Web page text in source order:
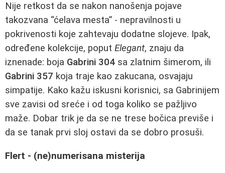
Nije retkost da se nakon nanošenja pojave
takozvana “ćelava mesta” - nepravilnosti u
pokrivenosti koje zahtevaju dodatne slojeve. Ipak,
određene kolekcije, poput Elegant, znaju da
iznenade: boja Gabrini 304 sa zlatnim šimerom, ili
Gabrini 357 koja traje kao zakucana, osvajaju
simpatije. Kako kažu iskusni korisnici, sa Gabrinijem
sve zavisi od sreće i od toga koliko se pažljivo
maže. Dobar trik je da se ne trese bočica previše i
da se tanak prvi sloj ostavi da se dobro prosuši.
Flert - (ne)numerisana misterija